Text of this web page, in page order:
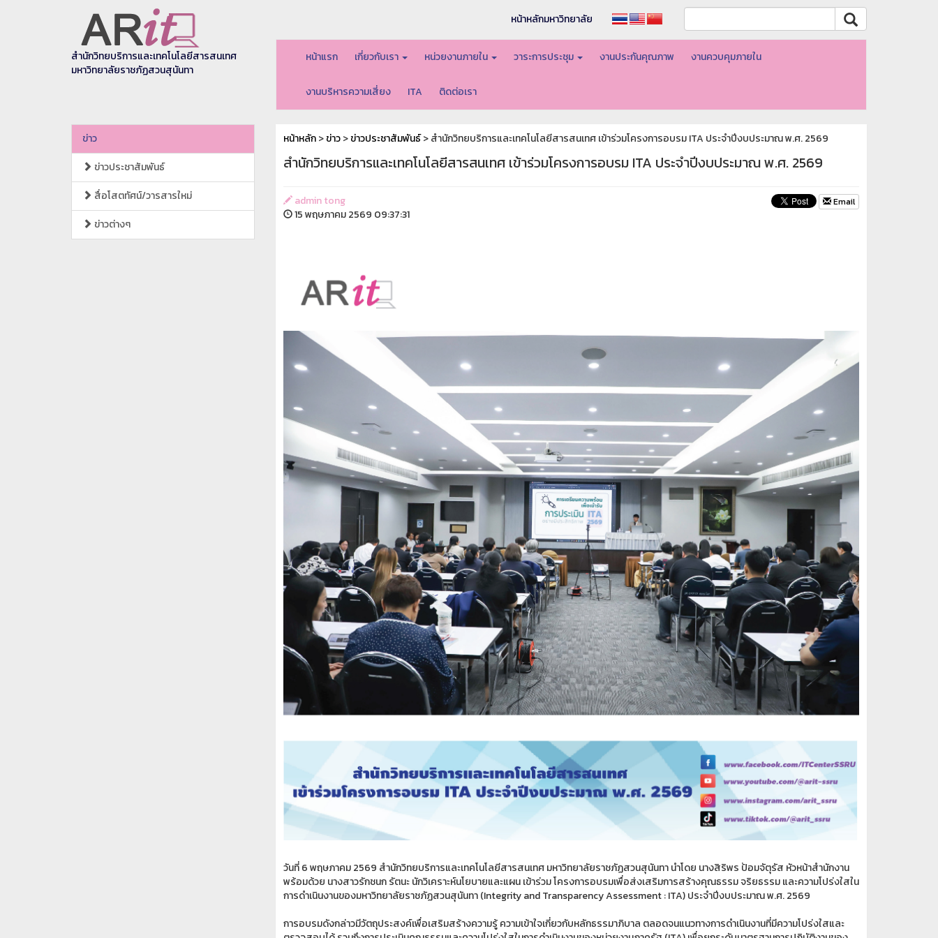
สำนักวิทยบริการและเทคโนโลยีสารสนเทศ
มหาวิทยาลัยราชภัฏสวนสุนันทา
หน้าหลักมหาวิทยาลัย
หน้าแรก เกี่ยวกับเรา หน่วยงานภายใน วาระการประชุม งานประกันคุณภาพ งานควบคุมภายใน
งานบริหารความเสี่ยง ITA ติดต่อเรา
ข่าว
ข่าวประชาสัมพันธ์
สื่อโสตทัศน์/วารสารใหม่
ข่าวต่างๆ
หน้าหลัก>ข่าว>ข่าวประชาสัมพันธ์> สำนักวิทยบริการและเทคโนโลยีสารสนเทศ เข้าร่วมโครงการอบรม ITA ประจำปีงบประมาณ พ.ศ. 2569
สำนักวิทยบริการและเทคโนโลยีสารสนเทศ เข้าร่วมโครงการอบรม ITA ประจำปีงบประมาณ พ.ศ. 2569
admin tong
15 พฤษภาคม 2569 09:37:31
Email
วันที่ 6 พฤษภาคม 2569 สำนักวิทยบริการและเทคโนโลยีสารสนเทศ มหาวิทยาลัยราชภัฏสวนสุนันทา นำโดย นางสิริพร ป้อมจัตุรัส หัวหน้าสำนักงาน
พร้อมด้วย นางสาวรักชนก รัตนะ นักวิเคราะห์นโยบายและแผน เข้าร่วม โครงการอบรมเพื่อส่งเสริมการสร้างคุณธรรม จริยธรรม และความโปร่งใสใน
การดำเนินงานของมหาวิทยาลัยราชภัฏสวนสุนันทา (Integrity and Transparency Assessment : ITA) ประจำปีงบประมาณ พ.ศ. 2569
การอบรมดังกล่าวมีวัตถุประสงค์เพื่อเสริมสร้างความรู้ ความเข้าใจเกี่ยวกับหลักธรรมาภิบาล ตลอดจนแนวทางการดำเนินงานที่มีความโปร่งใสและ